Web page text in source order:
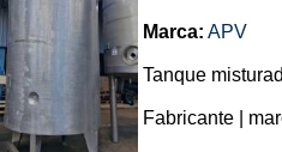
Marca: APV
Tanque
Fabricante |